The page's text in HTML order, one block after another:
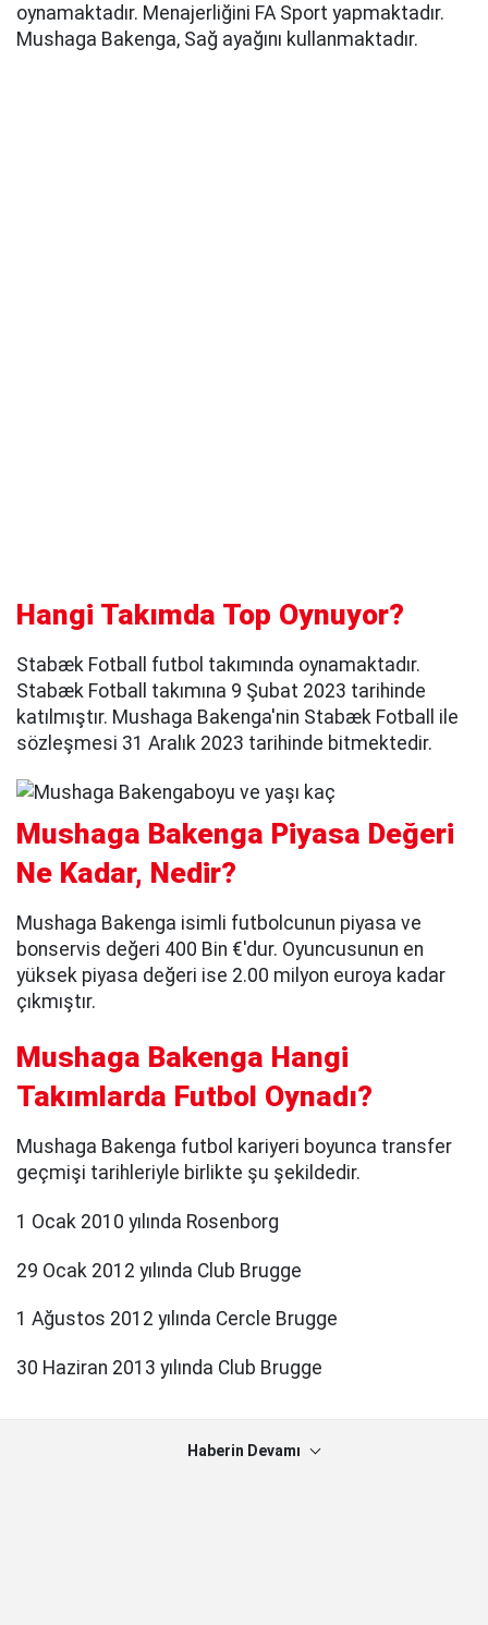
oynamaktadır. Menajerliğini FA Sport yapmaktadır.
Mushaga Bakenga, Sağ ayağını kullanmaktadır.
Hangi Takımda Top Oynuyor?
Stabæk Fotball futbol takımında oynamaktadır.
Stabæk Fotball takımına 9 Şubat 2023 tarihinde
katılmıştır. Mushaga Bakenga'nin Stabæk Fotball ile
sözleşmesi 31 Aralık 2023 tarihinde bitmektedir.
Mushaga Bakenga Piyasa Değeri
Ne Kadar, Nedir?
Mushaga Bakenga isimli futbolcunun piyasa ve
bonservis değeri 400 Bin €'dur. Oyuncusunun en
yüksek piyasa değeri ise 2.00 milyon euroya kadar
çıkmıştır.
Mushaga Bakenga Hangi
Takımlarda Futbol Oynadı?
Mushaga Bakenga futbol kariyeri boyunca transfer
geçmişi tarihleriyle birlikte şu şekildedir.
1 Ocak 2010 yılında Rosenborg
29 Ocak 2012 yılında Club Brugge
1 Ağustos 2012 yılında Cercle Brugge
30 Haziran 2013 yılında Club Brugge
Haberin Devamı